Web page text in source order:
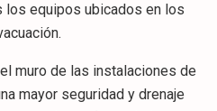
los equipos ubicados en los
muro de las instalaciones de
mayor seguridad y drenaje